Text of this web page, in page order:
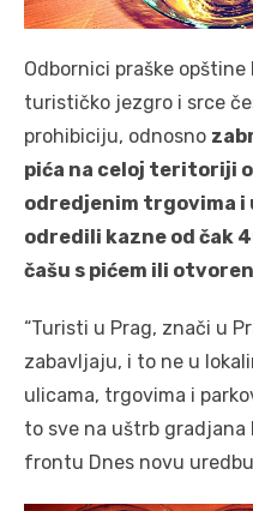
Odbornici praške
turističko jezgro i srce
prohibiciju, odnosno
pića na celoj teritoriji
odredjenim trgovima i
odredili kazne od čak
čašu s pićem ili
“Turisti u Prag, znači u
zabavljaju, i to ne u
ulicama, trgovima i
to sve na uštrb gradjana
frontu Dnes novu